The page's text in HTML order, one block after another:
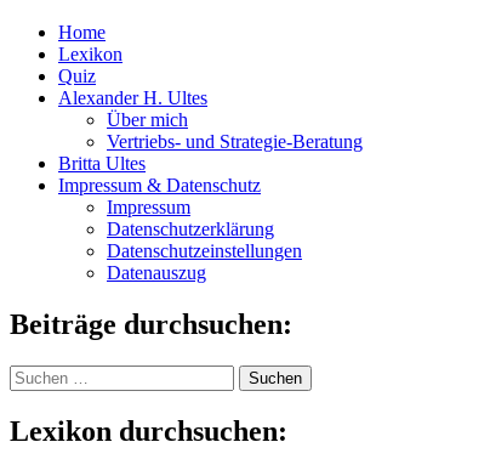
Home
Lexikon
Quiz
Alexander H. Ultes
Über mich
Vertriebs- und Strategie-Beratung
Britta Ultes
Impressum & Datenschutz
Impressum
Datenschutzerklärung
Datenschutzeinstellungen
Datenauszug
Beiträge durchsuchen:
Suchen
nach:
Lexikon durchsuchen: